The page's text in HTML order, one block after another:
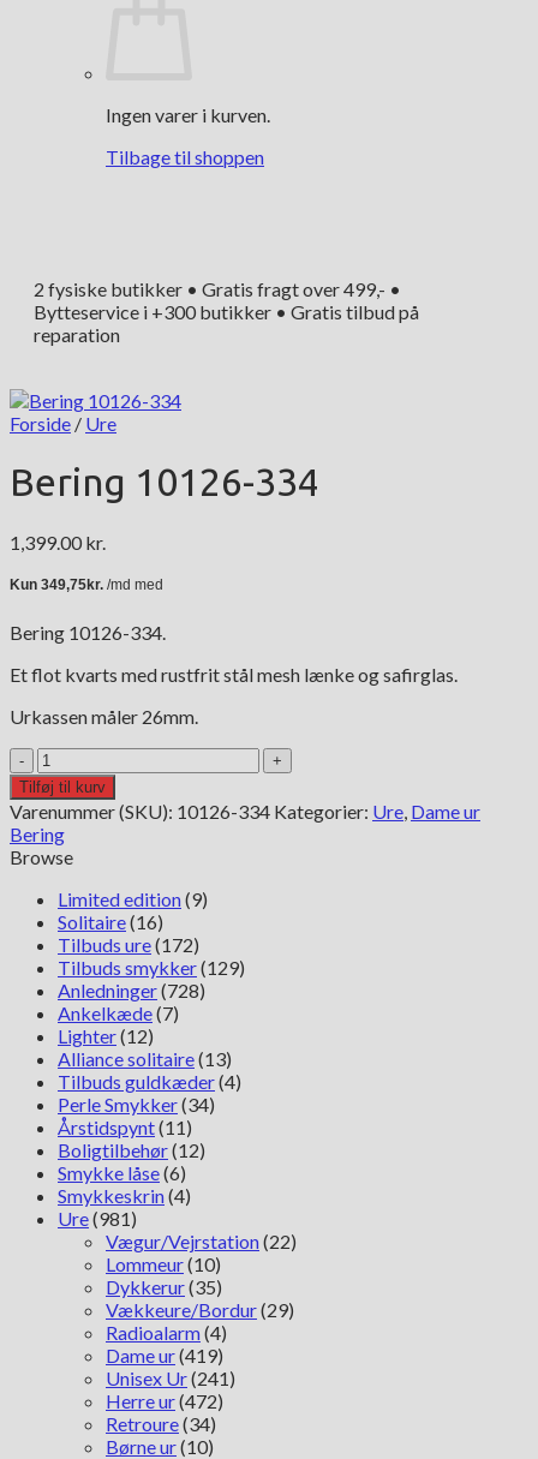
Ingen varer i kurven.
Tilbage til shoppen
2 fysiske butikker • Gratis fragt over 499,- •
Bytteservice i +300 butikker • Gratis tilbud på
reparation
Forside / Ure
Bering 10126-334
1,399.00 kr.
Bering 10126-334.
Et flot kvarts med rustfrit stål mesh lænke og safirglas.
Urkassen måler 26mm.
Bering
10126-
334
antal
Tilføj til kurv
Varenummer (SKU): 10126-334 Kategorier: Ure, Dame ur
Bering
Browse
Limited edition(9)
Solitaire(16)
Tilbuds ure(172)
Tilbuds smykker(129)
Anledninger(728)
Ankelkæde(7)
Lighter(12)
Alliance solitaire(13)
Tilbuds guldkæder(4)
Perle Smykker(34)
Årstidspynt(11)
Boligtilbehør(12)
Smykke låse(6)
Smykkeskrin(4)
Ure(981)
Vægur/Vejrstation(22)
Lommeur(10)
Dykkerur(35)
Vækkeure/Bordur(29)
Radioalarm(4)
Dame ur(419)
Unisex Ur(241)
Herre ur(472)
Retroure(34)
Børne ur(10)